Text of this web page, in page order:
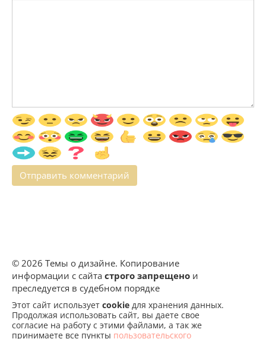
© 2026 Темы о дизайне. Копирование
информации с сайта строго запрещено и
преследуется в судебном порядке
Этот сайт использует cookie для хранения данных.
Продолжая использовать сайт, вы даете свое
согласие на работу с этими файлами, а так же
принимаете все пункты пользовательского